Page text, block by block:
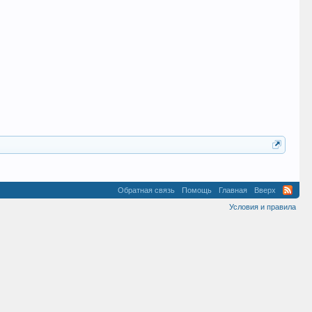
Обратная связь Помощь Главная
Вверх
Условия и правила